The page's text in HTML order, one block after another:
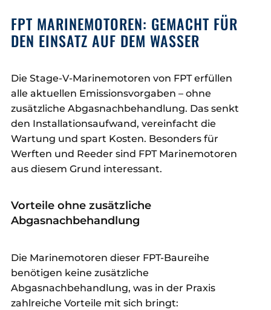
FPT MARINEMOTOREN: GEMACHT FÜR
DEN EINSATZ AUF DEM WASSER
Die Stage-V-Marinemotoren von FPT erfüllen
alle aktuellen Emissionsvorgaben – ohne
zusätzliche Abgasnachbehandlung. Das senkt
den Installationsaufwand, vereinfacht die
Wartung und spart Kosten. Besonders für
Werften und Reeder sind FPT Marinemotoren
aus diesem Grund interessant.
Vorteile ohne zusätzliche
Abgasnachbehandlung
Die Marinemotoren dieser FPT-Baureihe
benötigen keine zusätzliche
Abgasnachbehandlung, was in der Praxis
zahlreiche Vorteile mit sich bringt: